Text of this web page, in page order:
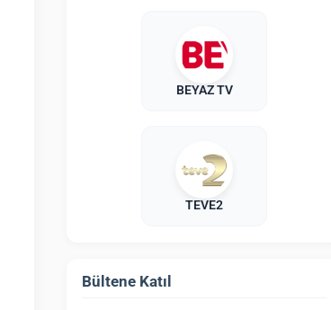
BEYAZ TV
TEVE2
Bültene Katıl